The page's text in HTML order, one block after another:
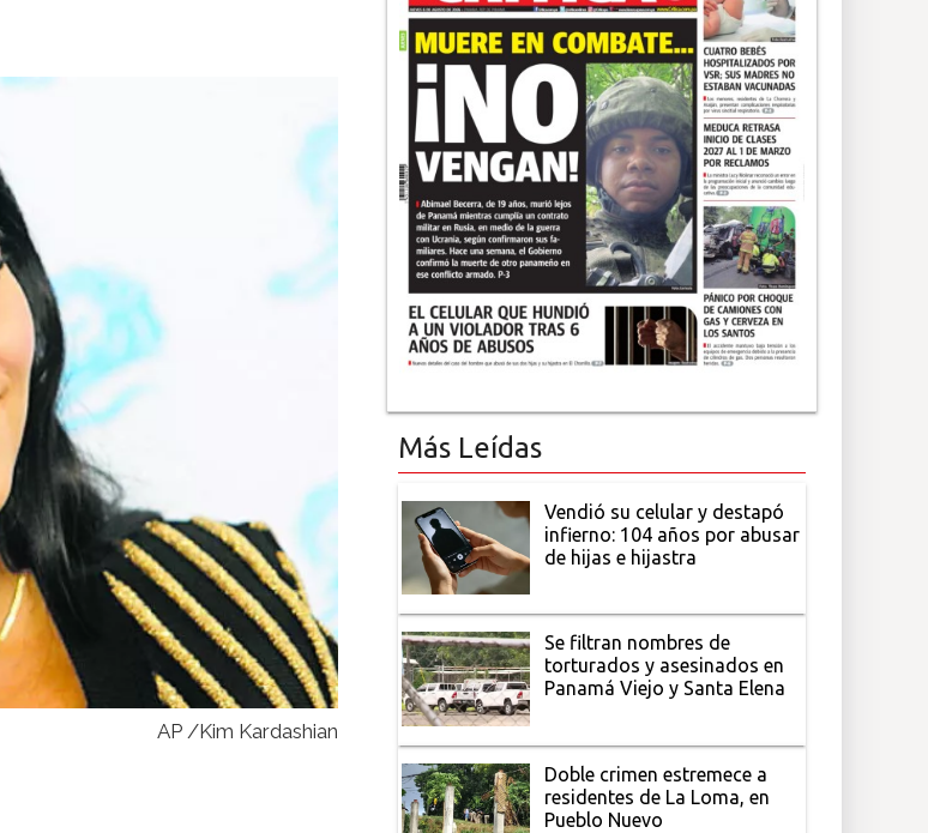
AP /Kim Kardashian
Más Leídas
Vendió su celular y destapó
infierno: 104 años por abusar
de hijas e hijastra
Se filtran nombres de
torturados y asesinados en
Panamá Viejo y Santa Elena
Doble crimen estremece a
residentes de La Loma, en
Pueblo Nuevo